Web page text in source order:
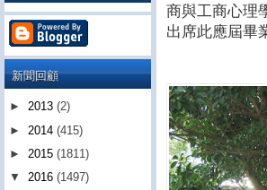
商與工商心理
出席此應屆畢
新聞回顧
► 2013 (2)
► 2014 (415)
► 2015 (1811)
▼ 2016 (1497)